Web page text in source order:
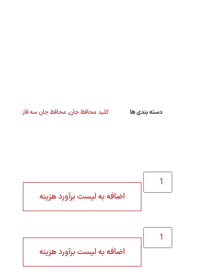
دسته بندی ها کلید محافظ جان, محافظ جان سه فاز
اضافه به لیست برآورد هزینه
اضافه به لیست برآورد هزینه